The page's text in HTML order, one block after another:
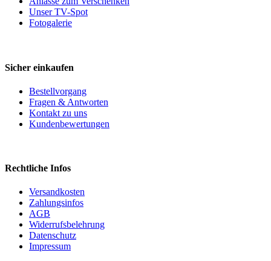
Unser TV-Spot
Fotogalerie
Sicher einkaufen
Bestellvorgang
Fragen & Antworten
Kontakt zu uns
Kundenbewertungen
Rechtliche Infos
Versandkosten
Zahlungsinfos
AGB
Widerrufsbelehrung
Datenschutz
Impressum